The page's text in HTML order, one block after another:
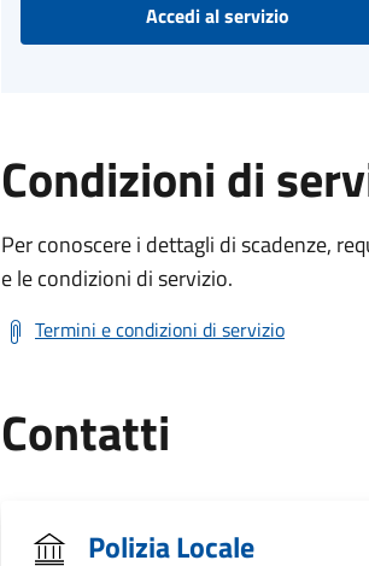
Accedi al servizio
Condizioni di
Per conoscere i dettagli di scadenze,
e le condizioni di servizio.
Termini e condizioni di servizio
Contatti
Polizia Locale